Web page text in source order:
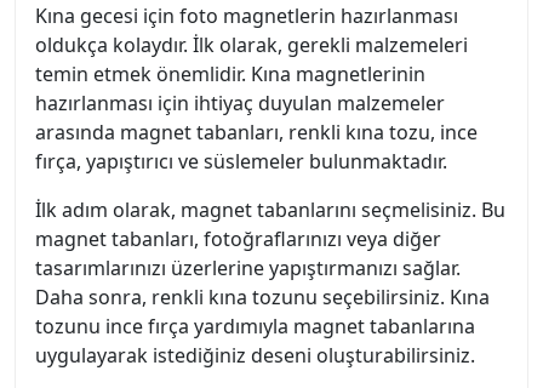
Kına gecesi için foto magnetlerin hazırlanması
oldukça kolaydır. İlk olarak, gerekli malzemeleri
temin etmek önemlidir. Kına magnetlerinin
hazırlanması için ihtiyaç duyulan malzemeler
arasında magnet tabanları, renkli kına tozu, ince
fırça, yapıştırıcı ve süslemeler bulunmaktadır.
İlk adım olarak, magnet tabanlarını seçmelisiniz. Bu
magnet tabanları, fotoğraflarınızı veya diğer
tasarımlarınızı üzerlerine yapıştırmanızı sağlar.
Daha sonra, renkli kına tozunu seçebilirsiniz. Kına
tozunu ince fırça yardımıyla magnet tabanlarına
uygulayarak istediğiniz deseni oluşturabilirsiniz.